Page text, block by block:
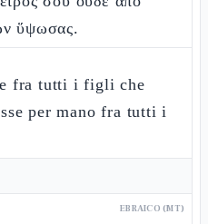
ὕψωσας.
fra tutti i figli che
per mano fra tutti i
EBRAICO (MT)